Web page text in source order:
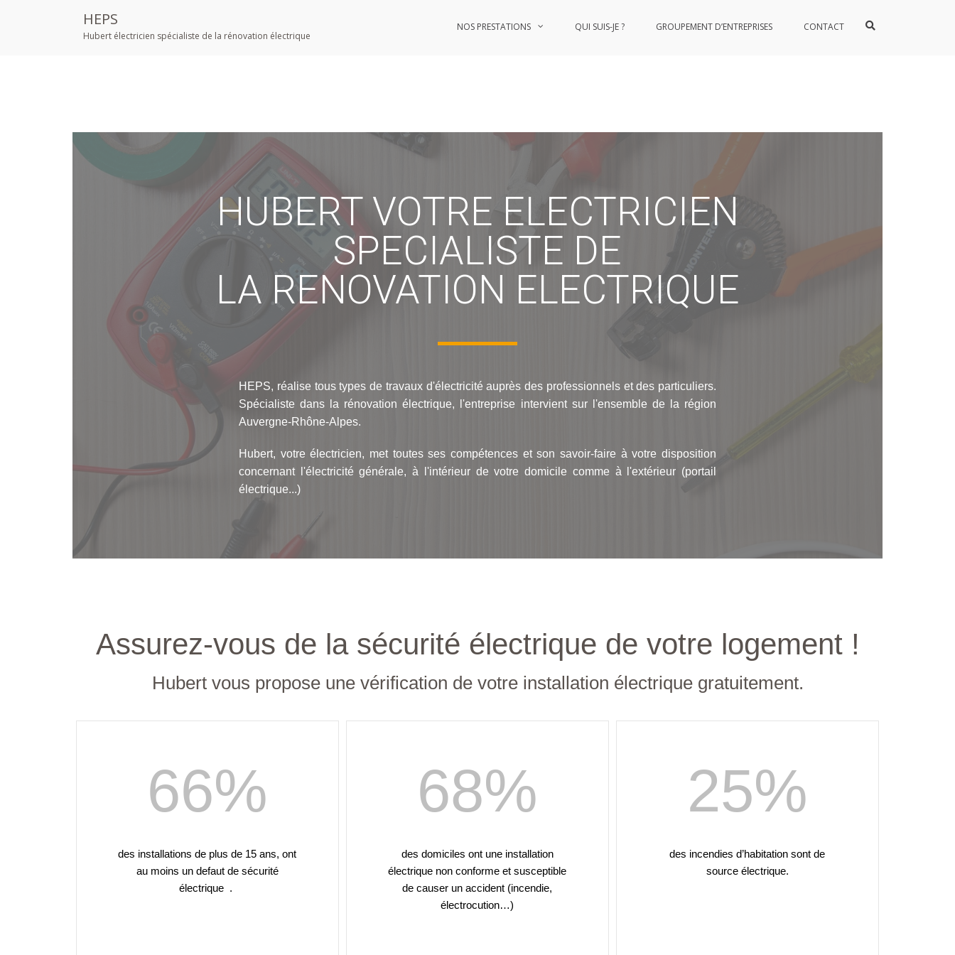
HEPS
Hubert électricien spécialiste de la rénovation électrique
NOS PRESTATIONS QUI SUIS-JE ? GROUPEMENT D’ENTREPRISES CONTACT
HUBERT VOTRE ELECTRICIEN
SPECIALISTE DE
LA RENOVATION ELECTRIQUE
HEPS, réalise tous types de travaux d'électricité auprès des professionnels et des particuliers.
Spécialiste dans la rénovation électrique, l'entreprise intervient sur l'ensemble de la région
Auvergne-Rhône-Alpes.
Hubert, votre électricien, met toutes ses compétences et son savoir-faire à votre disposition
concernant l'électricité générale, à l'intérieur de votre domicile comme à l'extérieur (portail
électrique...)
Assurez-vous de la sécurité électrique de votre logement !
Hubert vous propose une vérification de votre installation électrique gratuitement.
66%
des installations de plus de 15 ans, ont
au moins un defaut de sécurité
électrique .
68%
des domiciles ont une installation
électrique non conforme et susceptible
de causer un accident (incendie,
électrocution…)
25%
des incendies d’habitation sont de
source électrique.